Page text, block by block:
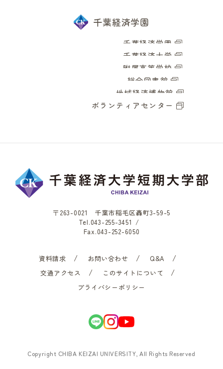
千葉経済学園
千葉経済学園
千葉経済大学
附属高等学校
総合図書館
地域経済博物館
ボランティアセンター
〒263-0021 千葉市稲毛区轟町3-59-5
Tel.043-255-3451 /
Fax.043-252-6050
資料請求 お問い合わせ
Q&A
交通アクセス
このサイトについて
プライバシーポリシー
Copyright CHIBA KEIZAI UNIVERSITY, All Rights Reserved